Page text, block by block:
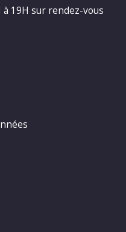
19H sur rendez-vous